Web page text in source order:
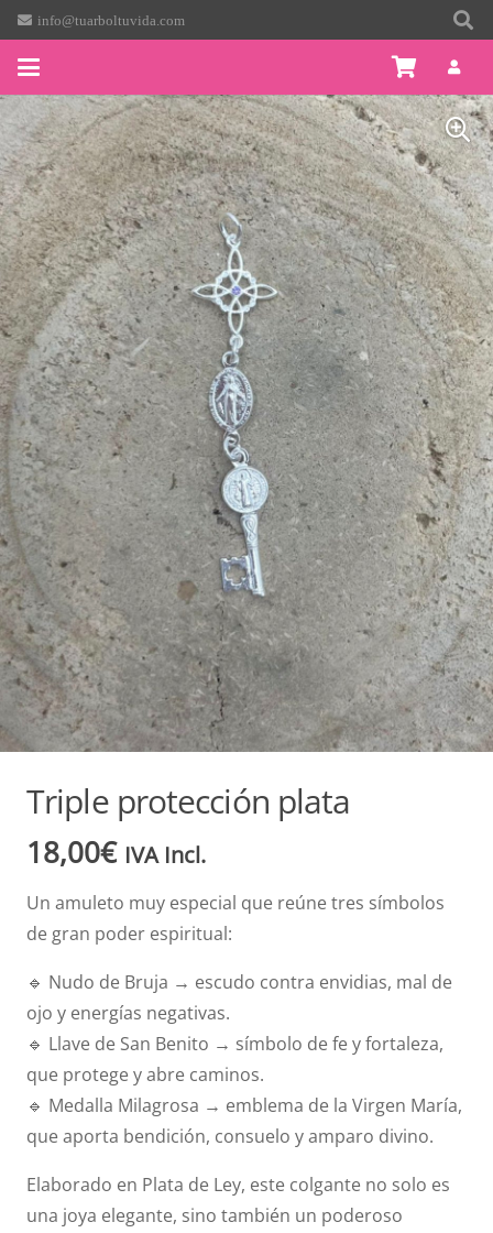
info@tuarboltuvida.com
Triple protección plata
18,00€ IVA Incl.
Un amuleto muy especial que reúne tres símbolos
de gran poder espiritual:
🔹 Nudo de Bruja → escudo contra envidias, mal de
ojo y energías negativas.
🔹 Llave de San Benito → símbolo de fe y fortaleza,
que protege y abre caminos.
🔹 Medalla Milagrosa → emblema de la Virgen María,
que aporta bendición, consuelo y amparo divino.
Elaborado en Plata de Ley, este colgante no solo es
una joya elegante, sino también un poderoso